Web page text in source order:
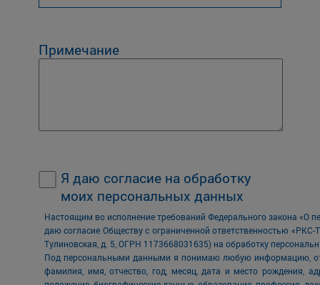
Примечание
Я даю согласие на обработку
моих персональных данных
Настоящим во исполнение требований Федерального закона «О
даю согласие Обществу с ограниченной ответственностью
Тулиновская, д. 5, ОГРН 1173668031635) на обработку
Под персональными данными я понимаю любую информацию,
фамилия, имя, отчество, год, месяц, дата и место рождения,